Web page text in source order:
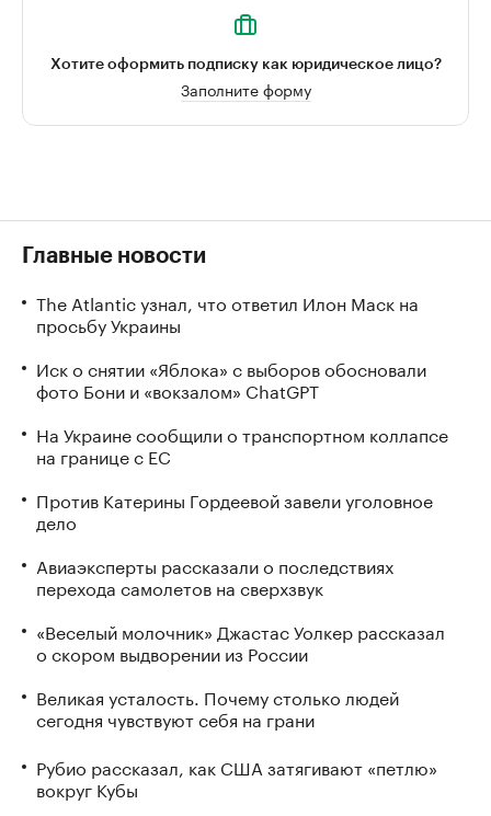
Хотите оформить подписку как юридическое лицо?
Заполните форму
Главные новости
The Atlantic узнал, что ответил Илон Маск на
просьбу Украины
Иск о снятии «Яблока» с выборов обосновали
фото Бони и «вокзалом» ChatGPT
На Украине сообщили о транспортном коллапсе
на границе с ЕС
Против Катерины Гордеевой завели уголовное
дело
Авиаэксперты рассказали о последствиях
перехода самолетов на сверхзвук
«Веселый молочник» Джастас Уолкер рассказал
о скором выдворении из России
Великая усталость. Почему столько людей
сегодня чувствуют себя на грани
Рубио рассказал, как США затягивают «петлю»
вокруг Кубы